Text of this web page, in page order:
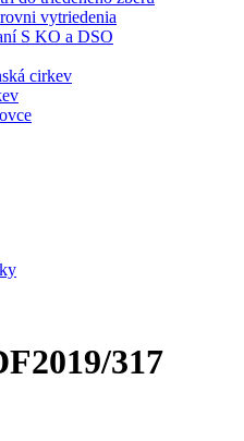
vytriedenia
S KO a DSO
cirkev
317